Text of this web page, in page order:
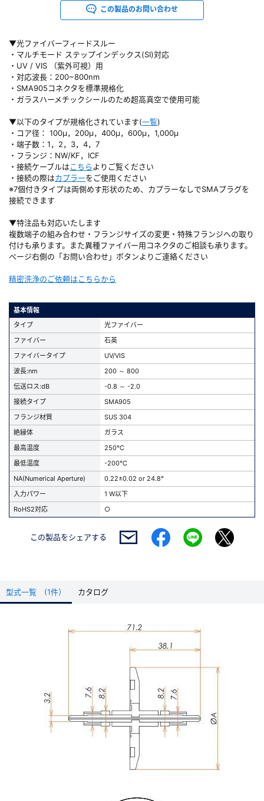
▼光ファイバーフィードスルー
・マルチモード ステップインデックス(SI)対応
・UV / VIS （紫外可視）用
・対応波長：200~800nm
・SMA905コネクタを標準規格化
・ガラスハーメチックシールのため超高真空で使用可能
▼以下のタイプが規格化されています(一覧)
・コア径： 100μ，200μ，400μ，600μ，1,000μ
・端子数：1，2，3，4，7
・フランジ：NW/KF，ICF
・接続ケーブルはこちらよりご覧ください
・接続の際はカプラーをご使用ください
※7個付きタイプは両側めす形状のため、カプラーなしでSMAプラグを
接続できます
▼特注品も対応いたします
複数端子の組み合わせ・フランジサイズの変更・特殊フランジへの取り
付けも承ります。また異種ファイバー用コネクタのご相談も承ります。
ページ右側の「お問い合わせ」ボタンよりご連絡ください
精密洗浄のご依頼はこちらから
基本情報
タイプ
光ファイバー
ファイバー
石英
ファイバータイプ
UV/VIS
波長:nm
200 ～ 800
伝送ロス:dB
-0.8 ～ -2.0
接続タイプ
SMA905
フランジ材質
SUS 304
絶縁体
ガラス
最高温度
250℃
最低温度
-200℃
NA(Numerical Aperture)
0.22±0.02 or 24.8°
入力パワー
1 W以下
RoHS2対応
○
この製品のお問い合わせ
この製品をシェアする
型式一覧 (1件） カタログ